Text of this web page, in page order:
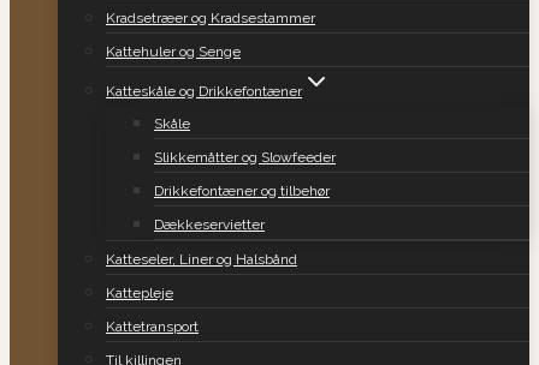
Kradsetræer og Kradsestammer
Kattehuler og Senge
Katteskåle og Drikkefontæner
Skåle
Slikkemåtter og Slowfeeder
Drikkefontæner og tilbehør
Dækkeservietter
Katteseler, Liner og Halsbånd
Kattepleje
Kattetransport
Til killingen